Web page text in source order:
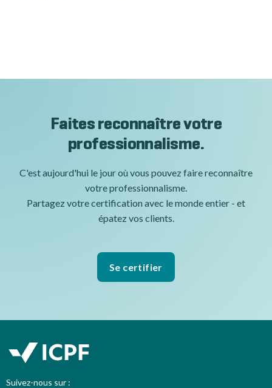
Faites reconnaître votre
professionnalisme.
C'est aujourd'hui le jour où vous pouvez faire reconnaître
votre professionnalisme.
Partagez votre certification avec le monde entier - et
épatez vos clients.
Se certifier
Suivez-nous sur :